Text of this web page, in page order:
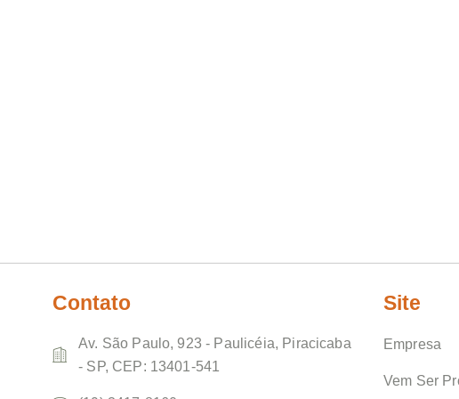
Contato
Av. São Paulo, 923 - Paulicéia, Piracicaba
- SP, CEP: 13401-541
Site
Empresa
Vem Ser